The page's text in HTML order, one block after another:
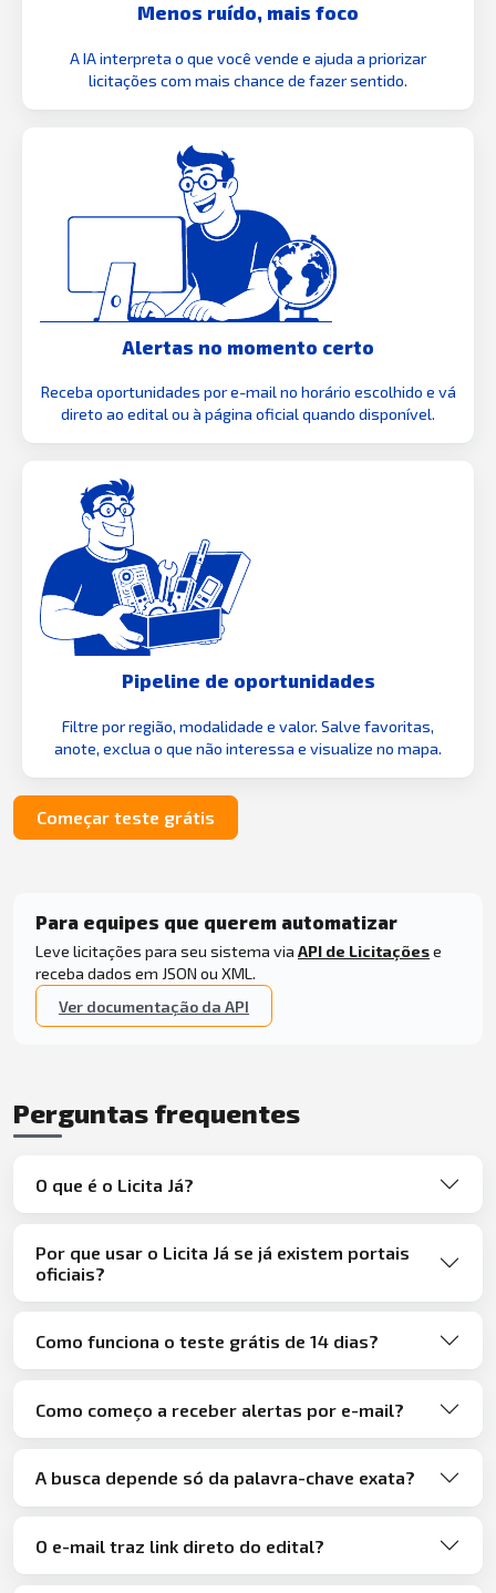
Menos ruído, mais foco
A IA interpreta o que você vende e ajuda a priorizar
licitações com mais chance de fazer sentido.
Alertas no momento certo
Receba oportunidades por e-mail no horário escolhido e vá
direto ao edital ou à página oficial quando disponível.
Pipeline de oportunidades
Filtre por região, modalidade e valor. Salve favoritas,
anote, exclua o que não interessa e visualize no mapa.
Começar teste grátis
Para equipes que querem automatizar
Leve licitações para seu sistema via API de Licitaçõese
receba dados em JSON ou XML.
Ver documentação da API
Perguntas frequentes
O que é o Licita Já?
Por que usar o Licita Já se já existem portais
oficiais?
Como funciona o teste grátis de 14 dias?
Como começo a receber alertas por e-mail?
A busca depende só da palavra-chave exata?
O e-mail traz link direto do edital?